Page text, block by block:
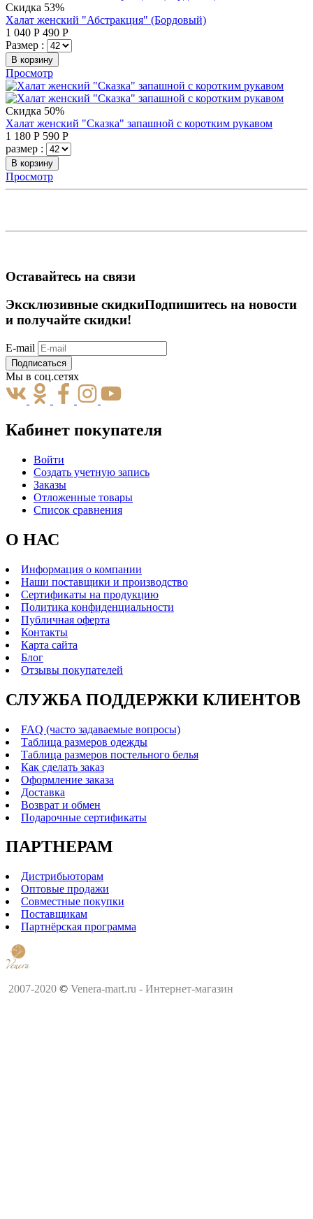
Скидка 53%
Халат женский "Абстракция" (Бордовый)
1 040 Р 490 Р
Размер :
В корзину
Просмотр
Скидка 50%
Халат женский "Сказка" запашной с коротким рукавом
1 180 Р 590 Р
размер :
В корзину
Просмотр
Оставайтесь на связи
Эксклюзивные скидкиПодпишитесь на новости
и получайте скидки!
E-mail
Подписаться
Мы в соц.сетях
Кабинет покупателя
Войти
Создать учетную запись
Заказы
Отложенные товары
Список сравнения
О НАС
Информация о компании
Наши поставщики и производство
Сертификаты на продукцию
Политика конфиденциальности
Публичная оферта
Контакты
Карта сайта
Блог
Отзывы покупателей
СЛУЖБА ПОДДЕРЖКИ КЛИЕНТОВ
FAQ (часто задаваемые вопросы)
Таблица размеров одежды
Таблица размеров постельного белья
Как сделать заказ
Оформление заказа
Доставка
Возврат и обмен
Подарочные сертификаты
ПАРТНЕРАМ
Дистрибьюторам
Оптовые продажи
Совместные покупки
Поставщикам
Партнёрская программа
2007-2020 © Venera-mart.ru - Интернет-магазин